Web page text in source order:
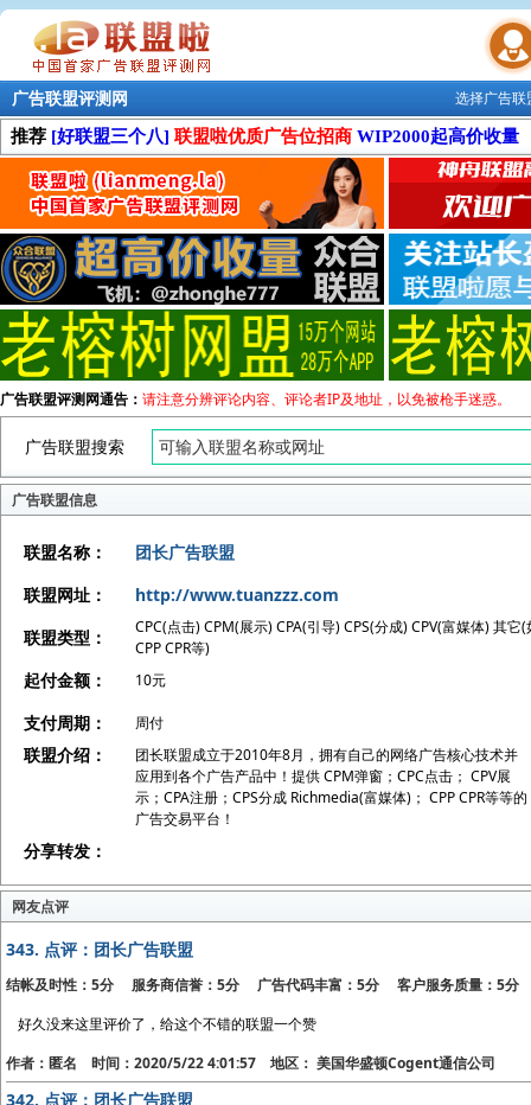
联盟学院
选择广告
广告联盟评测网
推荐 [好联盟三个八] 联盟啦优质广告位招商 WIP2000起高价收量
广告联盟评测网通告： 请注意分辨评论内容、评论者IP及地址，以免被枪手迷惑。
广告联盟搜索
广告联盟信息
联盟名称：
团长广告联盟
联盟网址：
http://www.tuanzzz.com
联盟类型：
CPC(点击) CPM(展示) CPA(引导) CPS(分成) CPV(富媒体) 其它(
CPP CPR等)
起付金额： 10元
支付周期： 周付
联盟介绍：
团长联盟成立于2010年8月，拥有自己的网络广告核心技术并
应用到各个广告产品中！提供 CPM弹窗；CPC点击； CPV展
示；CPA注册；CPS分成 Richmedia(富媒体)； CPP CPR等等的
广告交易平台！
分享转发：
网友点评
343. 点评：团长广告联盟
结帐及时性：5分 服务商信誉：5分 广告代码丰富：5分 客户服务质量：5分
好久没来这里评价了，给这个不错的联盟一个赞
作者：匿名 时间：2020/5/22 4:01:57 地区： 美国华盛顿Cogent通信公司
342. 点评：团长广告联盟